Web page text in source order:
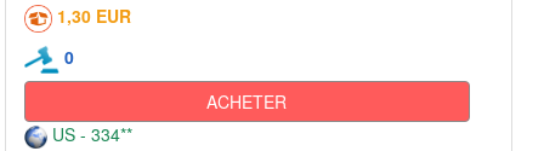
1,30 EUR
0
ACHETER
US - 334**